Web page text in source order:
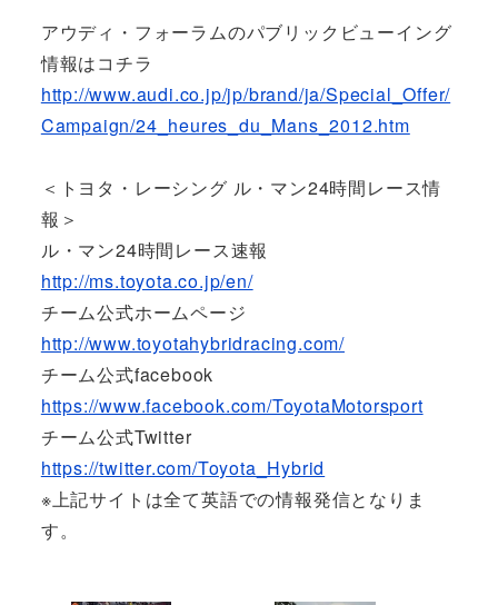
アウディ・フォーラムのパブリックビューイング
情報はコチラ
http://www.audi.co.jp/jp/brand/ja/Special_Offer/
Campaign/24_heures_du_Mans_2012.htm
＜トヨタ・レーシング ル・マン24時間レース情
報＞
ル・マン24時間レース速報
http://ms.toyota.co.jp/en/
チーム公式ホームページ
http://www.toyotahybridracing.com/
チーム公式facebook
https://www.facebook.com/ToyotaMotorsport
チーム公式Twitter
https://twitter.com/Toyota_Hybrid
※上記サイトは全て英語での情報発信となりま
す。